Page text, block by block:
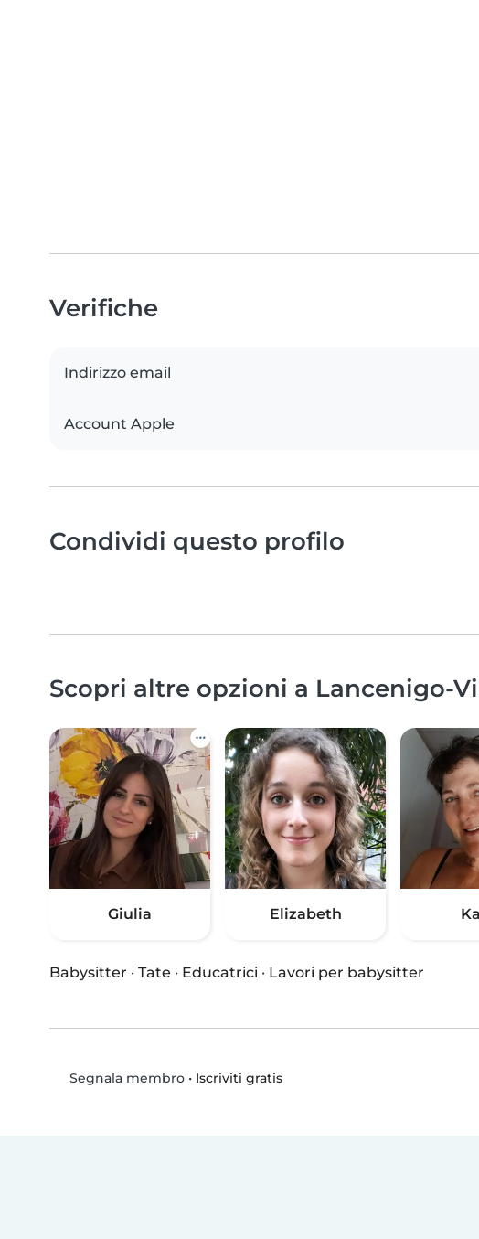
Verifiche
Indirizzo email
Account Apple
Condividi questo profilo
Scopri altre opzioni a Lancenigo-
Giulia Elizabeth
Babysitter · Tate · Educatrici · Lavori per babysitter
Segnala membro• Iscriviti gratis